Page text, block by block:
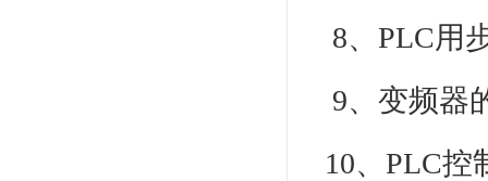
8、PLC用
9、变频器
10、PLC控